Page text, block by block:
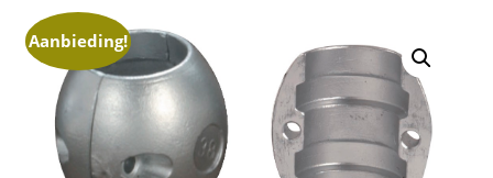
Aanbieding!